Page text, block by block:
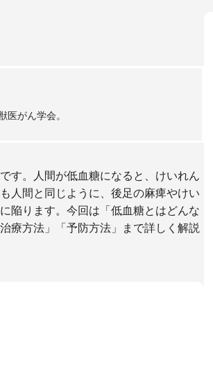
医がん学会。
す。人間が低血糖になると、けいれん
人間と同じように、後足の麻痺やけい
陥ります。今回は「低血糖とはどんな
療方法」「予防方法」まで詳しく解説